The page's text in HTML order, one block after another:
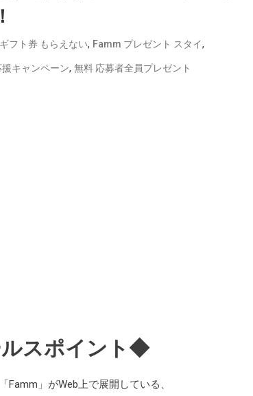
フト券 もらえない, Famm プレゼント スタイ,
援キャンペーン, 無料 応募者全員プレゼント
スポイント◆
」がWeb上で展開している、